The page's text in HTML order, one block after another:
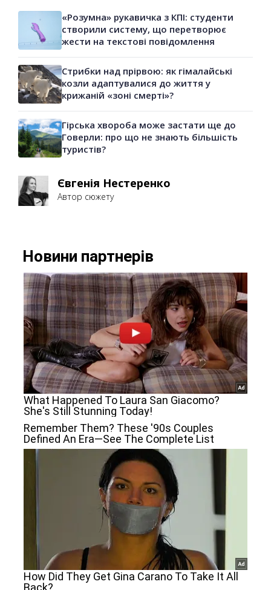
«Розумна» рукавичка з КПІ: студенти
створили систему, що перетворює
жести на текстові повідомлення
Стрибки над прірвою: як гімалайські
козли адаптувалися до життя у
крижаній «зоні смерті»?
Гірська хвороба може застати ще до
Говерли: про що не знають більшість
туристів?
Євгенія Нестеренко
Автор сюжету